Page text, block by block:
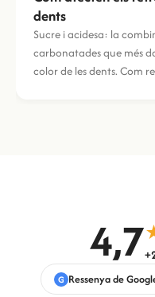
dents
Sucre i acidesa: la
carbonatades que més
color de les dents. Com
4,7
G Ressenya de